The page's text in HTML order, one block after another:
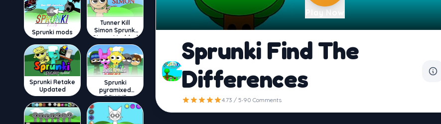
Sprunki mods
Tunner Kill
Simon Sprunki
Sinner Modded
Sprunki Retake
Updated
Sprunki
pyramixed
DELUXE
Play Now
Sprunki Find The
Differences
4.73 / 5·90 Comments